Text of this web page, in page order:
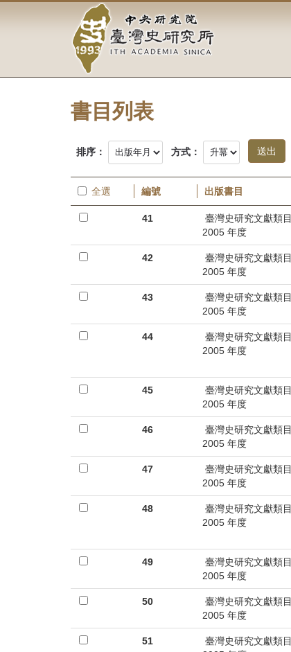
容
中
央
研
究
院-
臺
灣
史
研
究
所-
頁
書目列表
排序： 方式：
全選 編號 出版書目
41
臺灣史研究文獻類目
2005 年度
42
臺灣史研究文獻類目
2005 年度
43
臺灣史研究文獻類目
2005 年度
44
臺灣史研究文獻類目
2005 年度
45
臺灣史研究文獻類目
2005 年度
46
臺灣史研究文獻類目
2005 年度
47
臺灣史研究文獻類目
2005 年度
48
臺灣史研究文獻類目
2005 年度
49
臺灣史研究文獻類目
2005 年度
50
臺灣史研究文獻類目
2005 年度
51
臺灣史研究文獻類目